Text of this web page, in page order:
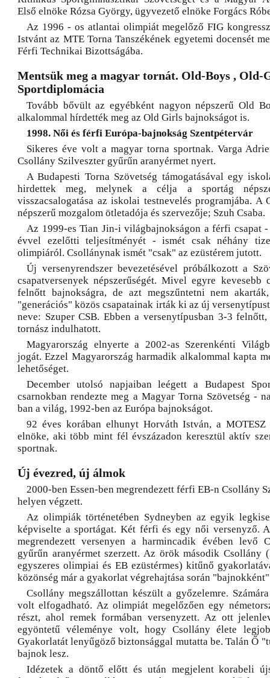
Első elnöke Rózsa György, ügyvezető elnöke Forgács
Az 1996 - os atlantai olimpiát megelőző FIG
Istvánt az MTE Torna Tanszékének egyetemi docensét
Férfi Technikai Bizottságába.
Mentsük meg a magyar tornát. Old-Boys , Old-
Sportdiplomácia
Tovább bővült az egyébként nagyon népszerű Old
alkalommal hírdették meg az Old Girls bajnokságot is.
1998. Női és férfi Európa-bajnokság Szentpétervár
Sikeres éve volt a magyar torna sportnak. Varga
Csollány Szilveszter gyűrűn aranyérmet nyert.
A Budapesti Torna Szövetség támogatásával egy
hirdettek meg, melynek a célja a sportág
visszacsalogatása az iskolai testnevelés programjába. A
népszerű mozgalom ötletadója és szervezője; Szuh Csaba.
Az 1999-es Tian Jin-i világbajnokságon a férfi csapat
évvel ezelőtti teljesítményét - ismét csak néhány
olimpiáról. Csollánynak ismét "csak" az ezüstérem jutott.
Új versenyrendszer bevezetésével próbálkozott a
csapatversenyek népszerűségét. Mivel egyre kevesebb
felnőtt bajnokságra, de azt megszűntetni nem
"generációs" közös csapatainak irták ki az új
neve: Szuper CSB. Ebben a versenytípusban 3-3
tornász indulhatott.
Magyarország elnyerte a 2002-as Szerenkénti
jogát. Ezzel Magyarország harmadik alkalommal kapta
lehetőséget.
December utolsó napjaiban leégett a Budapest
csarnokban rendezte meg a Magyar Torna Szövetség -
ban a világ, 1992-ben az Európa bajnokságot.
92 éves korában elhunyt Horváth István, a
elnöke, aki több mint fél évszázadon keresztül aktív
sportnak.
Új évezred, új álmok
2000-ben Essen-ben megrendezett férfi EB-n Csollány
helyen végzett.
Az olimpiák történetében Sydneyben az egyik
képviselte a sportágat. Két férfi és egy női versenyző.
megrendezett versenyen a harmincadik évében levő
gyűrűn aranyérmet szerzett. Az örök második Csollány
egyszeres olimpiai és EB ezüstérmes) kitűnő
közönség már a gyakorlat végrehajtása során
Csollány megszállottan készült a győzelemre.
volt elfogadható. Az olimpiát megelőzően egy
részt, ahol remek formában versenyzett. Az ott
egyöntetű véleménye volt, hogy Csollány élete
Gyakorlatát lenyűgöző biztonsággal mutatta be. Talán Ő
bajnok lesz.
Idézetek a döntő előtt és után megjelent korabeli